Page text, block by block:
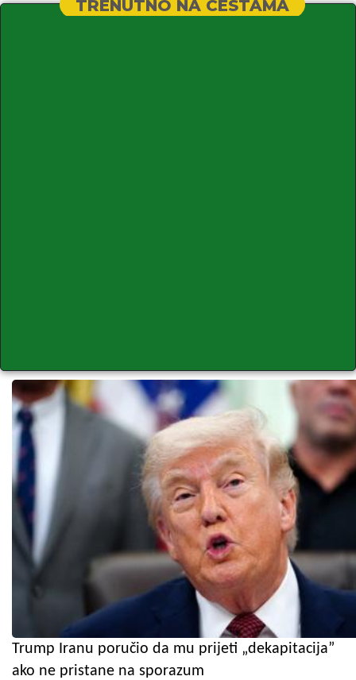
TRENUTNO NA CESTAMA
Trump Iranu poručio da mu prijeti „dekapitacija”
ako ne pristane na sporazum